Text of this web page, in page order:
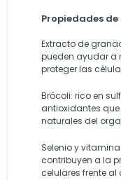
Propiedades
Extracto de
pueden ayudar a
proteger las
Brócoli: rico en
antioxidantes
naturales del
Selenio y
contribuyen a la
celulares frente